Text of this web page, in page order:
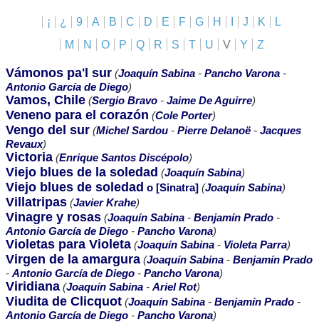
¡ ¿ 9 A B C D E F G H J K
L
M
N O P Q R S T U V Y Z
Vámonos pa'l sur (Joaquín Sabina - Pancho Varona -
Antonio García de Diego)
Vamos, Chile (Sergio Bravo - Jaime De Aguirre)
Veneno para el corazón (Cole Porter)
Vengo del sur (Michel Sardou - Pierre Delanoë - Jacques
Revaux)
Victoria (Enrique Santos Discépolo)
Viejo blues de la soledad (Joaquín Sabina)
Viejo blues de soledad o [Sinatra] (Joaquín Sabina)
Villatripas (Javier Krahe)
Vinagre y rosas (Joaquín Sabina - Benjamín Prado -
Antonio García de Diego - Pancho Varona)
Violetas para Violeta (Joaquín Sabina - Violeta Parra)
Virgen de la amargura (Joaquín Sabina - Benjamín Prado
- Antonio García de Diego - Pancho Varona)
Viridiana (Joaquín Sabina - Ariel Rot)
Viudita de Clicquot (Joaquín Sabina - Benjamín Prado -
Antonio García de Diego - Pancho Varona)